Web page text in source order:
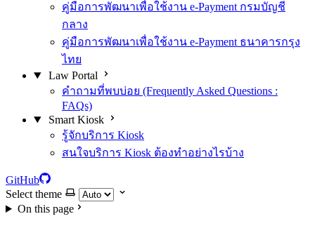
คู่มือการพัฒนาเพื่อใช้งาน e-Payment กรมบัญชี
กลาง
คู่มือการพัฒนาเพื่อใช้งาน e-Payment ธนาคารกรุง
ไทย
Law Portal
คำถามที่พบบ่อย (Frequently Asked Questions :
FAQs)
Smart Kiosk
รู้จักบริการ Kiosk
สนใจบริการ Kiosk ต้องทำอย่างไรบ้าง
GitHub
Select theme
On this page